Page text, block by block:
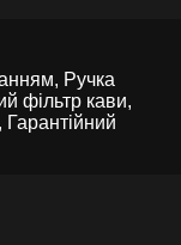
Ручка
фільтр кави,
Гарантійний